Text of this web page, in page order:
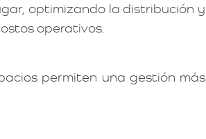
optimizando la distribución y
operativos.
permiten una gestión más